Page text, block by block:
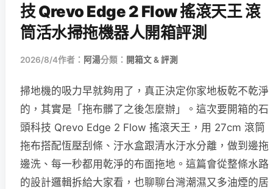
技 Qrevo Edge 2 Flow 搖滾天王 滾
筒活水掃拖機器人開箱評測
2026/8/4作者： 阿湯分類： 開箱文 & 評測
掃地機的吸力早就夠用了，真正決定你家地板乾不乾淨
的，其實是「拖布髒了之後怎麼辦」。這次要開箱的石
頭科技 Qrevo Edge 2 Flow 搖滾天王，用 27cm 滾筒
拖布搭配恆壓刮條、汙水盒跟清水汙水分離，做到邊拖
邊洗、每一秒都用乾淨的布面拖地。這篇會從整條水路
的設計邏輯拆給大家看，也聊聊台灣潮濕又多油煙的居